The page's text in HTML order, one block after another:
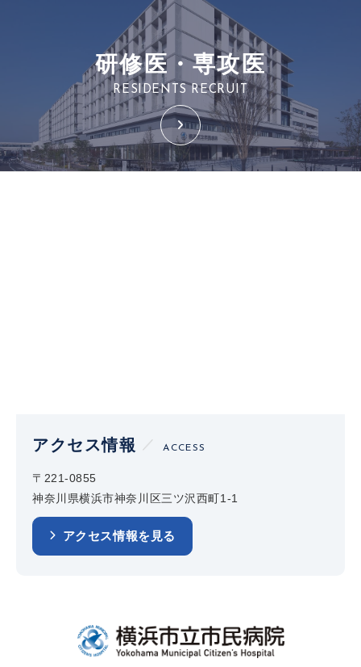
研修医・専攻医
RESIDENTS RECRUIT
アクセス情報 ACCESS
〒221-0855
神奈川県横浜市神奈川区三ツ沢西町1-1
アクセス情報を見る